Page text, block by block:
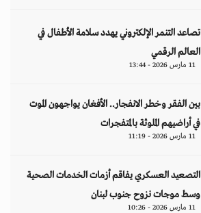
تصاعد التنمر الإلكتروني يهدد سلامة الأطفال في
العالم الرقمي
11 مارس 2026 - 13:44
بين الفقر وخطر الانفجار.. الأفغان يواجهون الموت
في أراضيهم الملوثة بالمتفجرات
11 مارس 2026 - 11:19
التصعيد العسكري يفاقم أزمات الخدمات الصحية
وسط موجات نزوح جنوب لبنان
11 مارس 2026 - 10:26